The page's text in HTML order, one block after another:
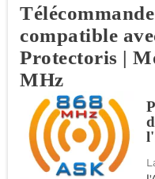
compatible
Protectoris |
MHz